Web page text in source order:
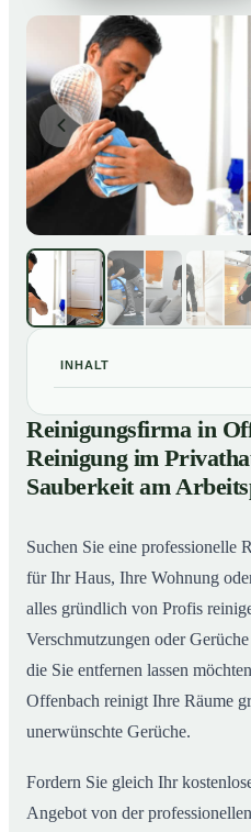
INHALT
01Reinigungsfirma in
im Privathaushalt und
02 So arbeitet eine
Reinigungsfirma in
Reinigung im
Sauberkeit am
Suchen Sie eine professionelle
für Ihr Haus, Ihre Wohnung
alles gründlich von Profis
Verschmutzungen oder
die Sie entfernen lassen
Offenbach reinigt Ihre Räume
unerwünschte Gerüche.
Fordern Sie gleich Ihr
Angebot von der